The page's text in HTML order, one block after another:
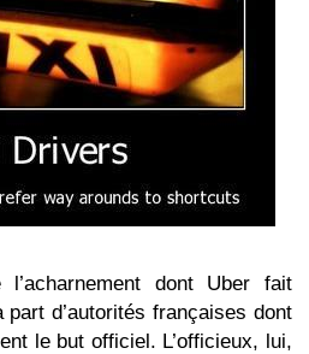
dont Uber fait
part d’autorités françaises dont
le but officiel. L’officieux, lui,